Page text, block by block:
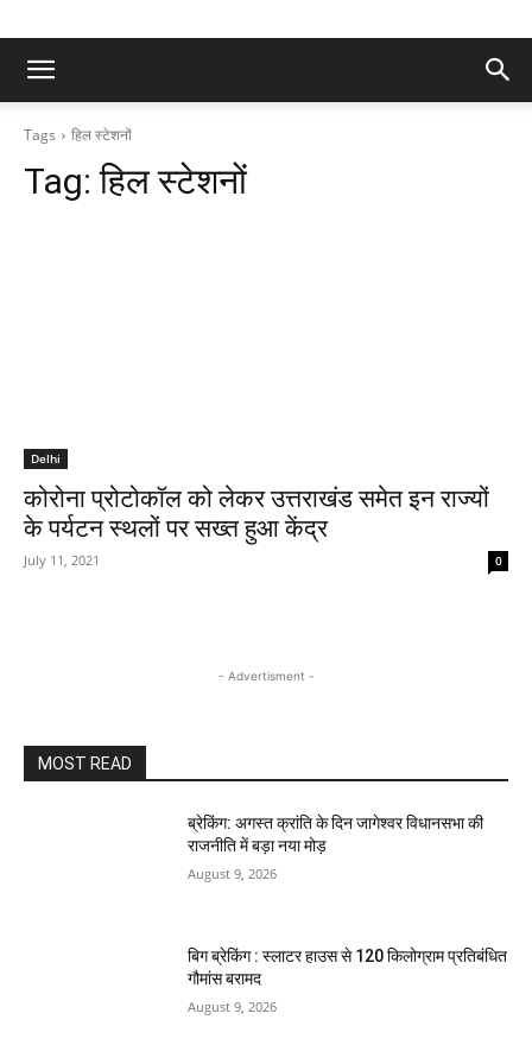
Tags हिल स्टेशनों
Tag:हिल स्टेशनों
Delhi
कोरोना प्रोटोकॉल को लेकर उत्तराखंड समेत इन राज्यों
के पर्यटन स्थलों पर सख्त हुआ केंद्र
July 11, 2021 0
- Advertisment -
MOST READ
ब्रेकिंग: अगस्त क्रांति के दिन जागेश्वर विधानसभा की
राजनीति में बड़ा नया मोड़
August 9, 2026
बिग ब्रेकिंग : स्लाटर हाउस से 120 किलोग्राम प्रतिबंधित
गौमांस बरामद
August 9, 2026